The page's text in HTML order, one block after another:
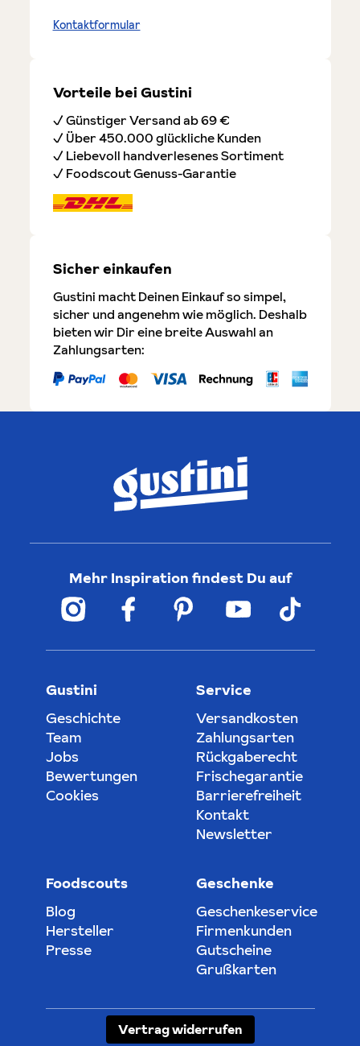
Kontaktformular
Vorteile bei Gustini
✓ Günstiger Versand ab 69 €
✓ Über 450.000 glückliche Kunden
✓ Liebevoll handverlesenes Sortiment
✓ Foodscout Genuss-Garantie
Sicher einkaufen
Gustini macht Deinen Einkauf so simpel,
sicher und angenehm wie möglich. Deshalb
bieten wir Dir eine breite Auswahl an
Zahlungsarten:
Mehr Inspiration findest Du auf
Gustini
Geschichte
Team
Jobs
Bewertungen
Cookies
Service
Versandkosten
Zahlungsarten
Rückgaberecht
Frischegarantie
Barrierefreiheit
Kontakt
Newsletter
Foodscouts
Blog
Hersteller
Presse
Geschenke
Geschenkeservice
Firmenkunden
Gutscheine
Grußkarten
Vertrag widerrufen